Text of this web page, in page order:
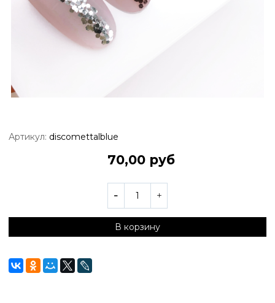
Артикул: discomettalblue
70,00 руб
В корзину